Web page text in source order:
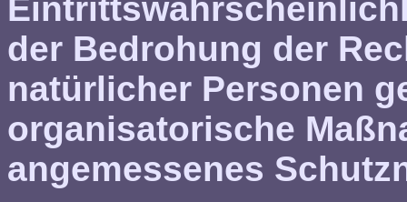
der Bedrohung der
natürlicher Personen
organisatorische
angemessenes